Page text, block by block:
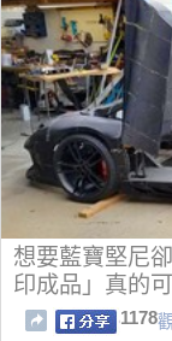
想要藍寶堅尼
印成品」真的
1178